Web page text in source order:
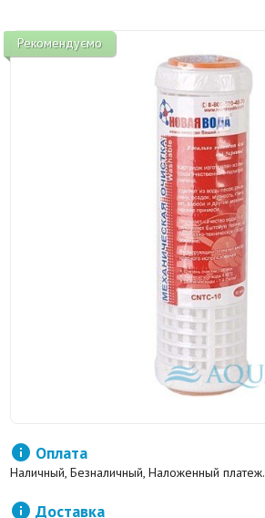
Рекомендуємо
 Оплата
Наличный, Безналичный, Наложенный платеж.
 Доставка